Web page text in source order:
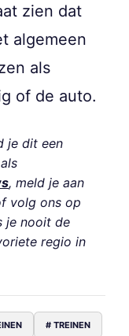
zien dat
algemeen
als
of de auto.
je dit een
, meld je aan
volg ons op
je nooit de
regio in
# TREINEN